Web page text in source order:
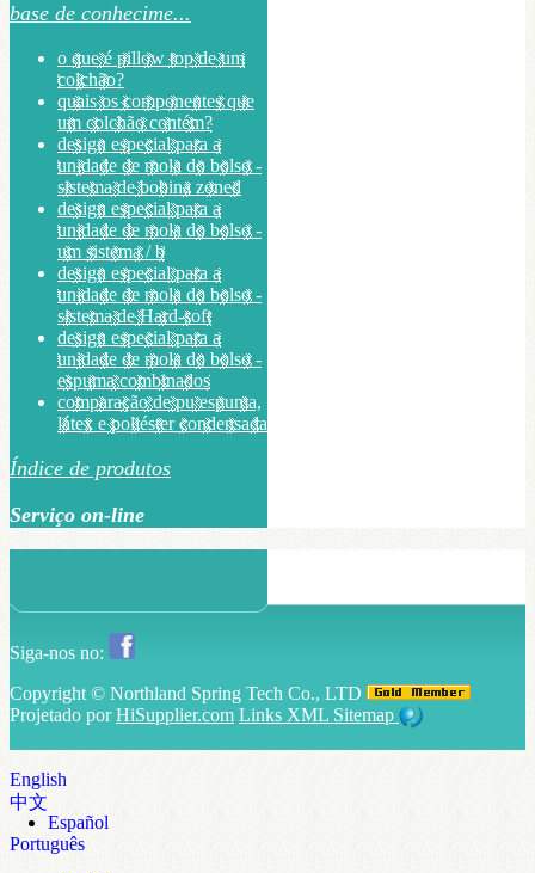
base de conhecime...
o que é pillow top de um
colchão?
quais os componentes que
um colchão contém?
design especial para a
unidade de mola do bolso -
sistema de bobina zoned
design especial para a
unidade de mola do bolso -
um sistema / b
design especial para a
unidade de mola do bolso -
sistema de Hard-soft
design especial para a
unidade de mola do bolso -
espuma combinados
comparação de pu espuma,
látex e poliéster condensada
Índice de produtos
Serviço on-line
Siga-nos no:
Copyright © Northland Spring Tech Co., LTD
Projetado porHiSupplier.com Links XML Sitemap
English
中文
Español
Português